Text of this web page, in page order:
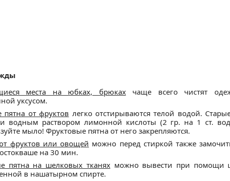
места на юбках, брюкахчаще всего чистят
уксусом.
пятна от фруктов легко отстирываются телой водой.
водным раствором лимонной кислоты (2 гр. на 1 ст.
мыло! Фруктовые пятна от него закрепляются.
фруктов или овощей можно перед стиркой также
на 30 мин.
пятна на шелковых тканяхможно вывести при помощи
в нашатырном спирте.